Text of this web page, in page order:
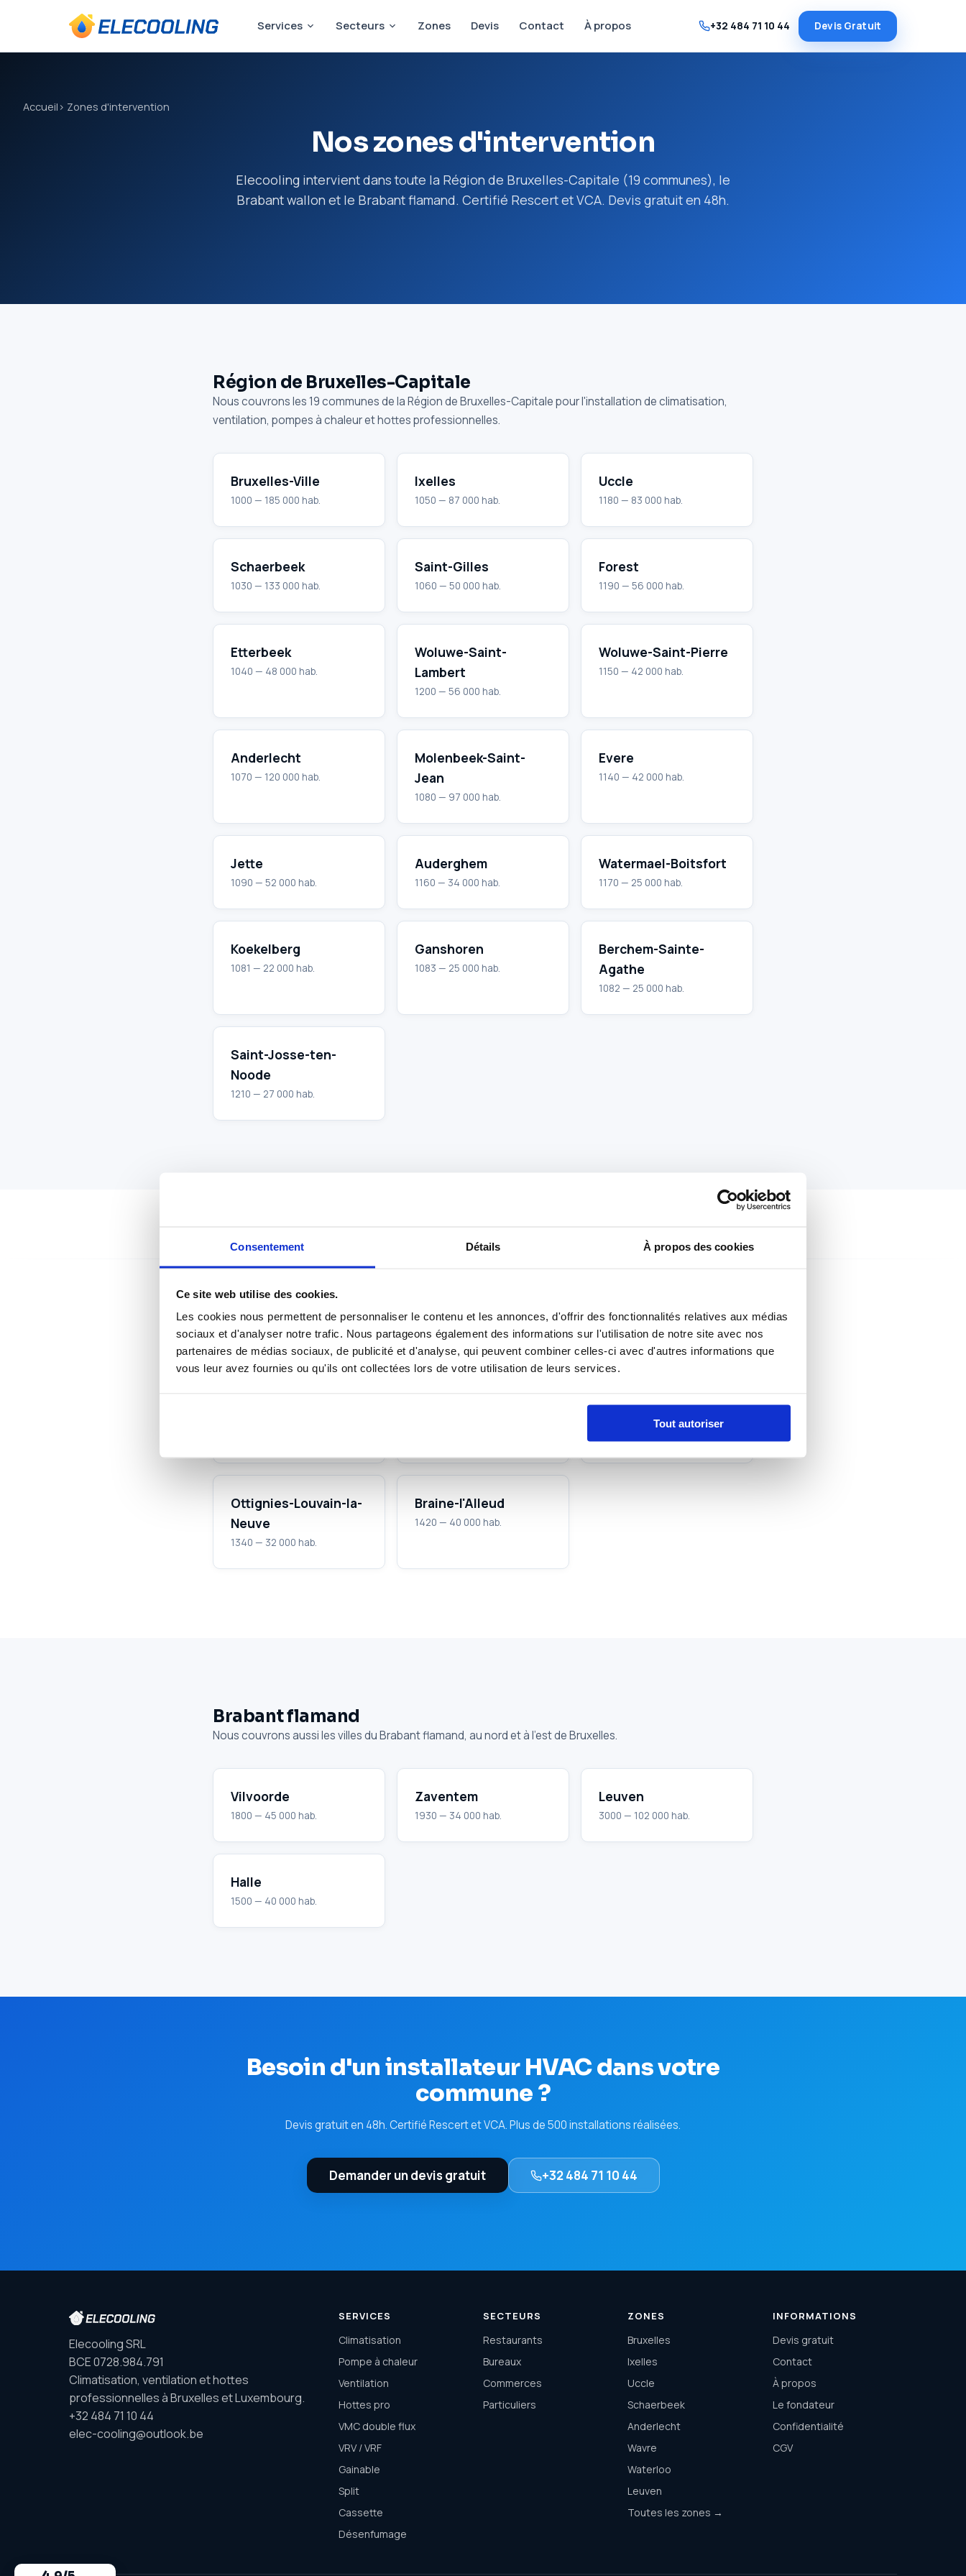
Consentement Détails À propos des cookies
Ce site web utilise des cookies.
Les cookies nous permettent de personnaliser le contenu et les annonces, d'offrir des fonctionnalités relatives aux médias
sociaux et d'analyser notre trafic. Nous partageons également des informations sur l'utilisation de notre site avec nos
partenaires de médias sociaux, de publicité et d'analyse, qui peuvent combiner celles-ci avec d'autres informations que
vous leur avez fournies ou qu'ils ont collectées lors de votre utilisation de leurs services.
Tout autoriser
Services Secteurs Zones Devis Contact À propos +32 484 71 10 44 Devis Gratuit
Accueil › Zones d'intervention
Nos zones d'intervention
Elecooling intervient dans toute la Région de Bruxelles-Capitale (19 communes), le
Brabant wallon et le Brabant flamand. Certifié Rescert et VCA. Devis gratuit en 48h.
Région de Bruxelles-Capitale
Nous couvrons les 19 communes de la Région de Bruxelles-Capitale pour l'installation de climatisation,
ventilation, pompes à chaleur et hottes professionnelles.
Bruxelles-Ville
1000 — 185 000 hab.
Ixelles
1050 — 87 000 hab.
Uccle
1180 — 83 000 hab.
Schaerbeek
1030 — 133 000 hab.
Saint-Gilles
1060 — 50 000 hab.
Forest
1190 — 56 000 hab.
Etterbeek
1040 — 48 000 hab.
Woluwe-Saint-
Lambert
1200 — 56 000 hab.
Woluwe-Saint-Pierre
1150 — 42 000 hab.
Anderlecht
1070 — 120 000 hab.
Molenbeek-Saint-
Jean
1080 — 97 000 hab.
Evere
1140 — 42 000 hab.
Jette
1090 — 52 000 hab.
Auderghem
1160 — 34 000 hab.
Watermael-Boitsfort
1170 — 25 000 hab.
Koekelberg
1081 — 22 000 hab.
Ganshoren
1083 — 25 000 hab.
Berchem-Sainte-
Agathe
1082 — 25 000 hab.
Saint-Josse-ten-
Noode
1210 — 27 000 hab.
Brabant wallon
Nous intervenons également dans les principales villes du Brabant wallon, au sud de Bruxelles.
Waterloo
Ottignies-Louvain-la-
Neuve
1340 — 32 000 hab.
Braine-l'Alleud
1420 — 40 000 hab.
Brabant flamand
Nous couvrons aussi les villes du Brabant flamand, au nord et à l'est de Bruxelles.
Vilvoorde
1800 — 45 000 hab.
Zaventem
1930 — 34 000 hab.
Leuven
3000 — 102 000 hab.
Halle
1500 — 40 000 hab.
Besoin d'un installateur HVAC dans votre
commune ?
Devis gratuit en 48h. Certifié Rescert et VCA. Plus de 500 installations réalisées.
Demander un devis gratuit +32 484 71 10 44
Elecooling SRL
BCE 0728.984.791
Climatisation, ventilation et hottes
professionnelles à Bruxelles et Luxembourg.
+32 484 71 10 44
elec-cooling@outlook.be
SERVICES
Climatisation
Pompe à chaleur
Ventilation
Hottes pro
VMC double flux
VRV / VRF
Gainable
Split
Cassette
Désenfumage
SECTEURS
Restaurants
Bureaux
Commerces
Particuliers
ZONES
Bruxelles
Ixelles
Uccle
Schaerbeek
Anderlecht
Wavre
Waterloo
Leuven
Toutes les zones →
INFORMATIONS
Devis gratuit
Contact
À propos
Le fondateur
Confidentialité
CGV